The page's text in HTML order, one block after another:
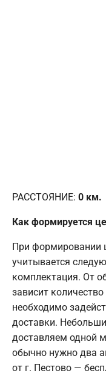
РАССТОЯНИЕ: 0 км.
Как формируется
При формировании
учитывается
комплектация. От
зависит
необходимо
доставки.
доставляем одной
обычно нужно два
от г. Пестово —